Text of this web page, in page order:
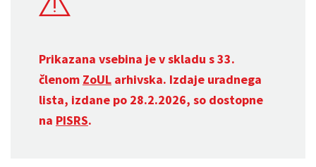
Prikazana vsebina je v skladu s 33.
členom ZoUL arhivska. Izdaje uradnega
lista, izdane po 28.2.2026, so dostopne
na PISRS.